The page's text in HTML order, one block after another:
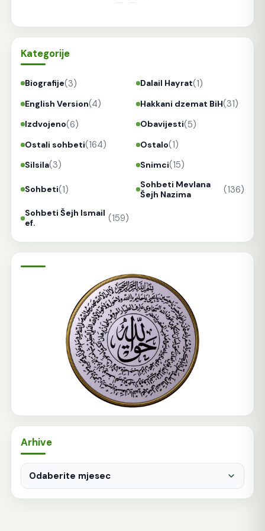
Kategorije
Biografije(3) Dalail Hayrat(1)
English Version(4) Hakkani dzemat BiH(31)
Izdvojeno(6) Obavijesti(5)
Ostali sohbeti(164) Ostalo(1)
Silsila(3) Snimci(15)
Sohbeti(1)
Sohbeti Mevlana
Šejh Nazima
(136)
Sohbeti Šejh Ismail
ef.
(159)
Arhive
Arhive